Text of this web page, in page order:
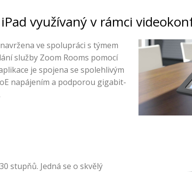
využívaný v rámci
ve spolupráci s týmem
služby Zoom Rooms pomocí
je spojena se spolehlivým
napájením a podporou gigabit-
stupňů. Jedná se o skvělý